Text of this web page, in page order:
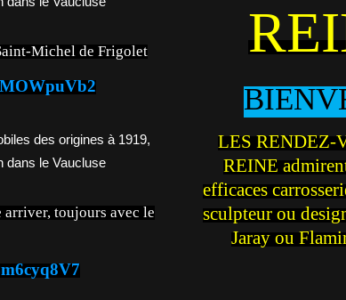
Michel de Frigolet
arriver, toujours avec le
LES RENDEZ-
REINE
efficaces
sculpteur ou
Jaray ou